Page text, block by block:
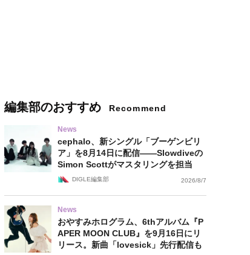
編集部のおすすめ Recommend
News
cephalo、新シングル「ブーゲンビリ
ア」を8月14日に配信——Slowdiveの
Simon Scottがマスタリングを担当
DIGLE編集部 2026/8/7
News
おやすみホログラム、6thアルバム『P
APER MOON CLUB』を9月16日にリ
リース。新曲「lovesick」先行配信も